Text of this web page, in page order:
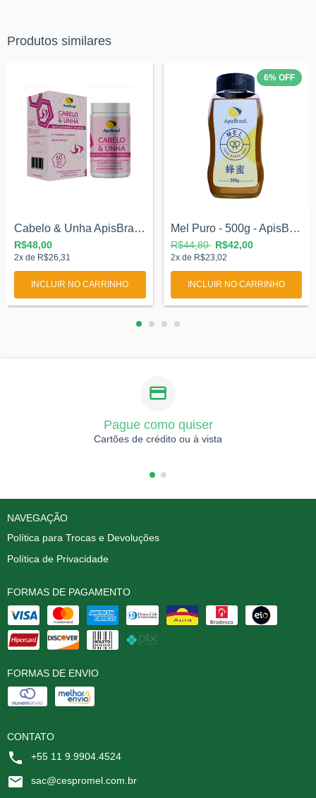
Produtos similares
Cabelo & Unha ApisBrasil - 60cps.
R$48,00
2x de R$26,31
INCLUIR NO CARRINHO
6% OFF
Mel Puro - 500g - ApisBrasil
R$44,80 R$42,00
2x de R$23,02
INCLUIR NO CARRINHO
Pague como quiser
Cartões de crédito ou à vista
NAVEGAÇÃO
Política para Trocas e Devoluções
Política de Privacidade
FORMAS DE PAGAMENTO
FORMAS DE ENVIO
CONTATO
+55 11 9.9904.4524
sac@cespromel.com.br